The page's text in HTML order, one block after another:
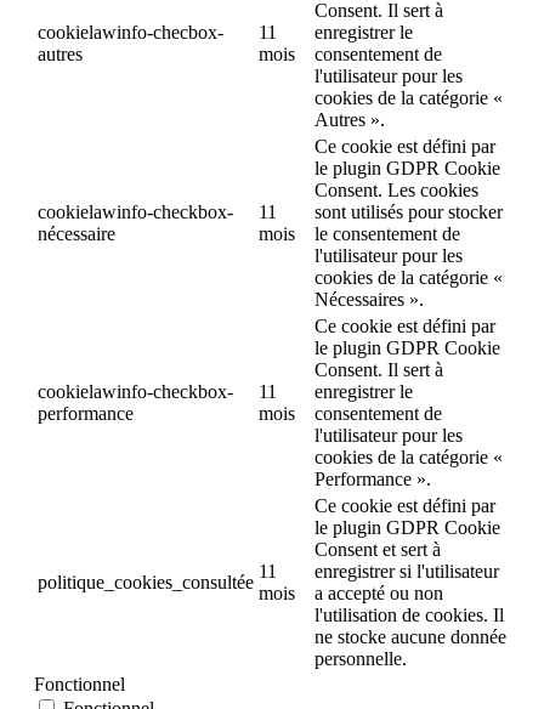
cookielawinfo-checbox-
autres
11
mois
Consent. Il sert à
enregistrer le
consentement de
l'utilisateur pour les
cookies de la catégorie «
Autres ».
cookielawinfo-checkbox-
nécessaire
11
mois
Ce cookie est défini par
le plugin GDPR Cookie
Consent. Les cookies
sont utilisés pour stocker
le consentement de
l'utilisateur pour les
cookies de la catégorie «
Nécessaires ».
cookielawinfo-checkbox-
performance
11
mois
Ce cookie est défini par
le plugin GDPR Cookie
Consent. Il sert à
enregistrer le
consentement de
l'utilisateur pour les
cookies de la catégorie «
Performance ».
politique_cookies_consultée
11
mois
Ce cookie est défini par
le plugin GDPR Cookie
Consent et sert à
enregistrer si l'utilisateur
a accepté ou non
l'utilisation de cookies. Il
ne stocke aucune donnée
personnelle.
Fonctionnel